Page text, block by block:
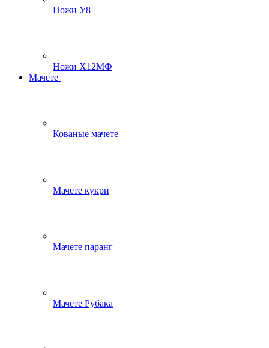
Ножи У8
Ножи Х12МФ
Мачете
Кованые мачете
Мачете кукри
Мачете паранг
Мачете Рубака